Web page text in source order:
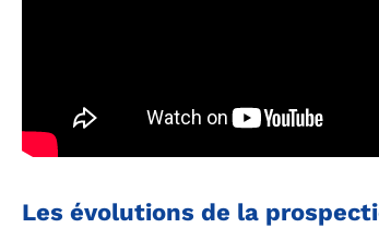
Les évolutions de la